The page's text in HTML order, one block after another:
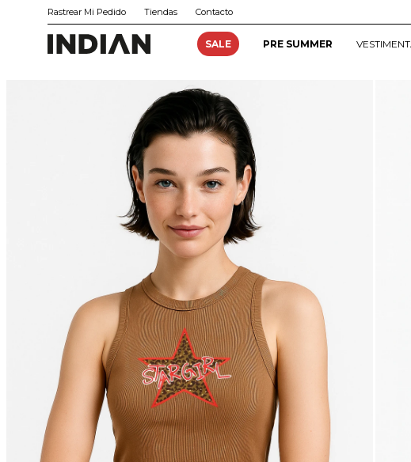
SALE PRE SUMMER
Rastrear Mi Pedido Tiendas Contacto